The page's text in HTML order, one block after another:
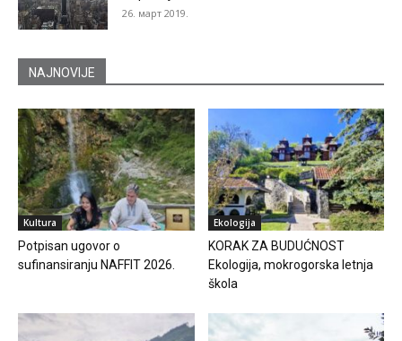
26. март 2019.
NAJNOVIJE
Kultura
Potpisan ugovor o
sufinansiranju NAFFIT 2026.
Ekologija
KORAK ZA BUDUĆNOST
Ekologija, mokrogorska letnja
škola